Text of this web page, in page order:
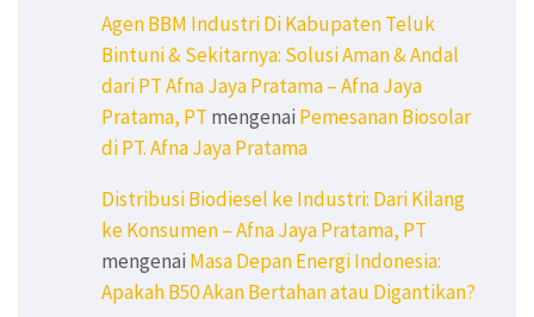
Agen BBM Industri Di Kabupaten Teluk
Bintuni & Sekitarnya: Solusi Aman & Andal
dari PT Afna Jaya Pratama – Afna Jaya
Pratama, PT mengenai Pemesanan Biosolar
di PT. Afna Jaya Pratama
Distribusi Biodiesel ke Industri: Dari Kilang
ke Konsumen – Afna Jaya Pratama, PT
mengenai Masa Depan Energi Indonesia:
Apakah B50 Akan Bertahan atau Digantikan?